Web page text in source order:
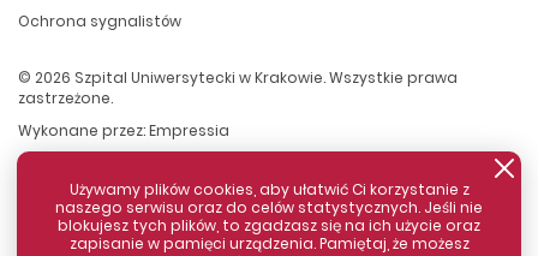
Ochrona sygnalistów
© 2026 Szpital Uniwersytecki w Krakowie. Wszystkie prawa
zastrzeżone.
Wykonane przez:Empressia
Używamy plików cookies, aby ułatwić Ci korzystanie z
naszego serwisu oraz do celów statystycznych. Jeśli nie
blokujesz tych plików, to zgadzasz się na ich użycie oraz
zapisanie w pamięci urządzenia. Pamiętaj, że możesz